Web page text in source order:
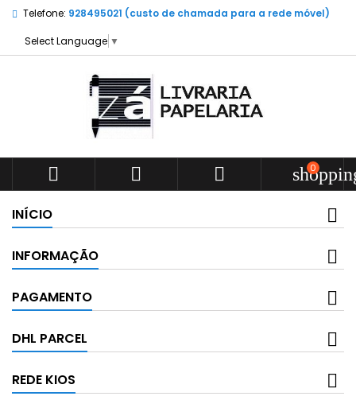
Telefone: 928495021 (custo de chamada para a rede móvel)
Select Language ▼
   0
INÍCIO
INFORMAÇÃO
PAGAMENTO
DHL PARCEL
REDE KIOS